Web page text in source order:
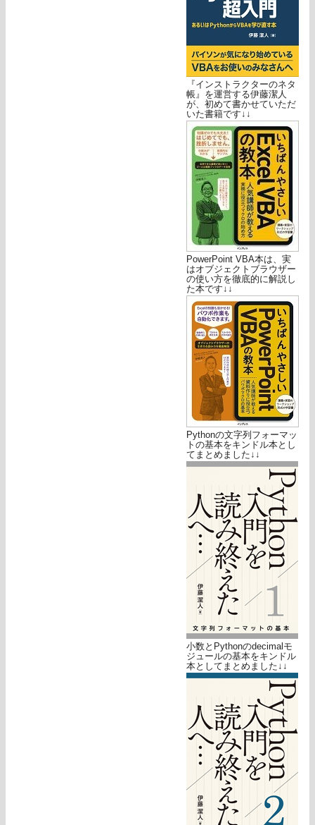
『インストラクターのネタ
帳』を運営する伊藤潔人
が、初めて書かせていただ
いた書籍です↓↓
PowerPoint VBA本は、実
はオブジェクトブラウザー
の使い方を徹底的に解説し
た本です↓↓
Pythonの文字列フォーマッ
トの基本をキンドル本とし
てまとめました↓↓
小数とPythonのdecimalモ
ジュールの基本をキンドル
本としてまとめました↓↓